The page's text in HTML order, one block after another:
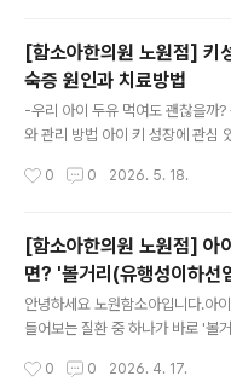
는 질환이기도 합니다. 최근에는
서 수족구병을 앓는 아이들도 적
구병의 원인과 증상, 헤르판지나와
관리 방법까지 자세히 알아보겠습
러스(엔테로바이러스) 감염으로 발
바이러스71을 비롯해 다양한 바이
[함소아한의원 노원점] 키
숙증 원인과 치료방법
-우리 아이 두유 먹여도 괜찮을까?
와 관리 방법 아이 키 성장에 관심
겁니다. 육아 정보에서 반복적으로
성조숙증의 관계, 그리고 성조숙증
활 요인들에 대해 알아보고, 한의학
으로 관리하는지 함께 살펴보겠습
조숙증은 또래보다 이른 시기에 2
를 말합니다. 일반적으로 여아는
를 들어 여아의 유방 발달이 빠르게
0 0 2026. 5. 18.
[함소아한의원 노원점] 아
면? '볼거리(유행성이하선
안녕하세요 노원함소아입니다.아
들어보는 질환 중 하나가 바로 '볼
이러스성 질환입니다.볼거리는 어
0 0 2026. 4. 17.